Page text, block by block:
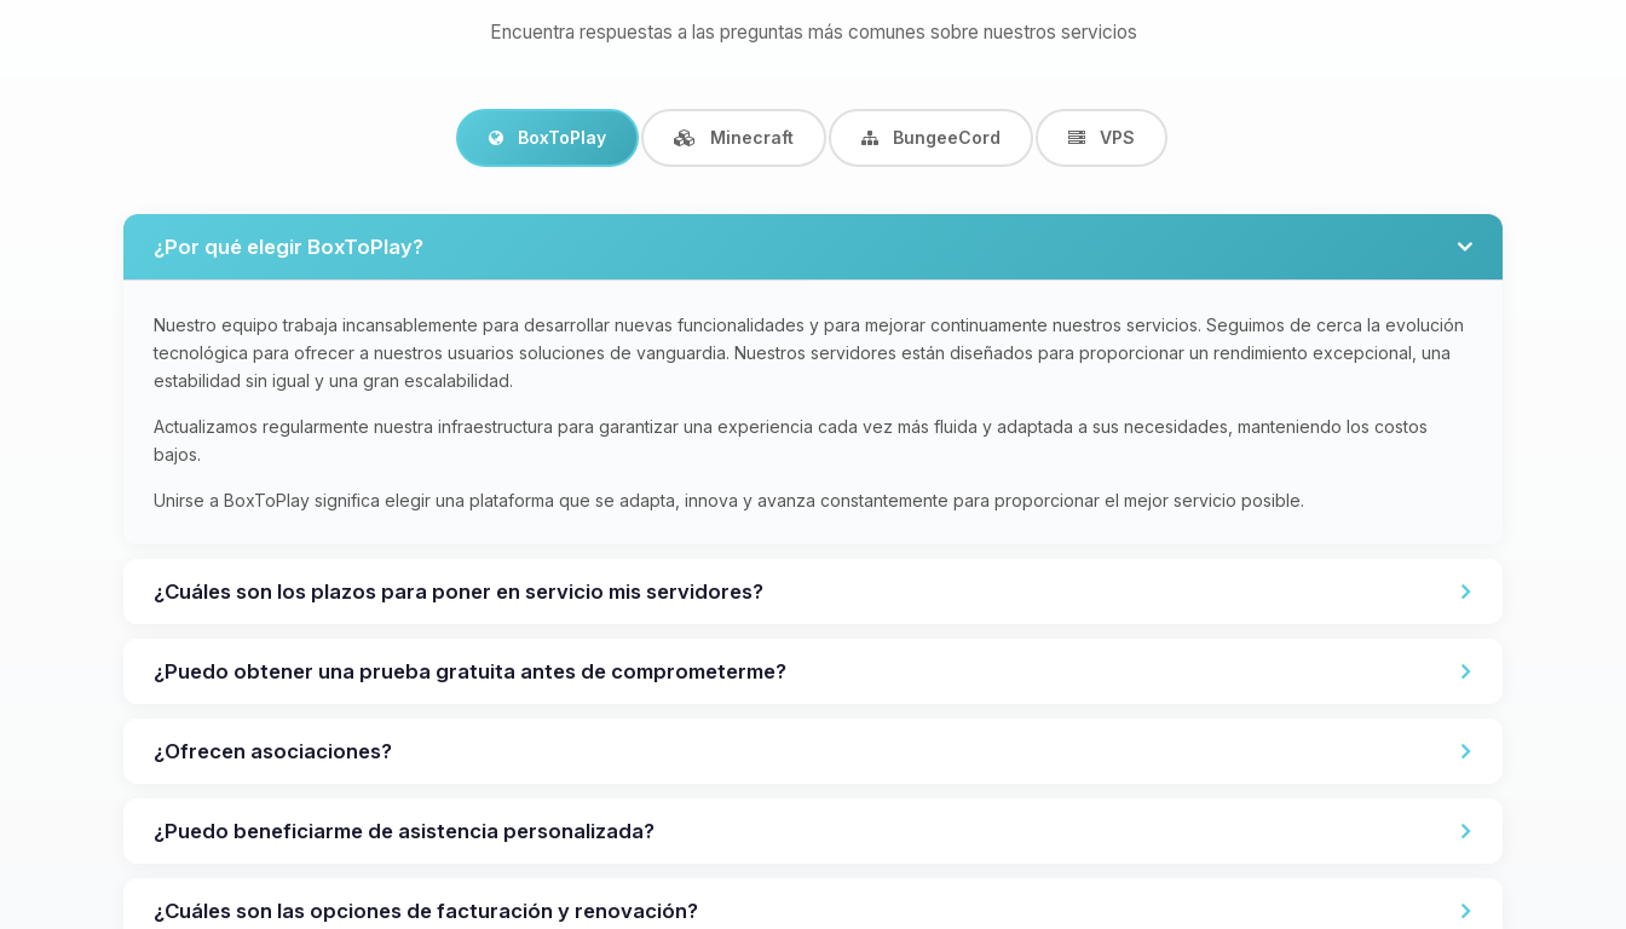
Encuentra respuestas a las preguntas más comunes sobre nuestros servicios
BoxToPlay Minecraft BungeeCord VPS
¿Por qué elegir BoxToPlay?
Nuestro equipo trabaja incansablemente para desarrollar nuevas funcionalidades y para mejorar continuamente nuestros servicios. Seguimos de cerca la evolución
tecnológica para ofrecer a nuestros usuarios soluciones de vanguardia. Nuestros servidores están diseñados para proporcionar un rendimiento excepcional, una
estabilidad sin igual y una gran escalabilidad.
Actualizamos regularmente nuestra infraestructura para garantizar una experiencia cada vez más fluida y adaptada a sus necesidades, manteniendo los costos
bajos.
Unirse a BoxToPlay significa elegir una plataforma que se adapta, innova y avanza constantemente para proporcionar el mejor servicio posible.
¿Cuáles son los plazos para poner en servicio mis servidores?
¿Puedo obtener una prueba gratuita antes de comprometerme?
¿Ofrecen asociaciones?
¿Puedo beneficiarme de asistencia personalizada?
¿Cuáles son las opciones de facturación y renovación?